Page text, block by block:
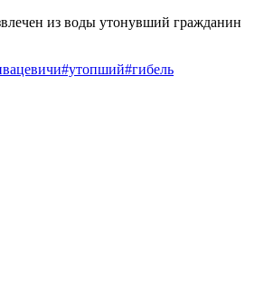
из воды утонувший гражданин
#утопший#гибель